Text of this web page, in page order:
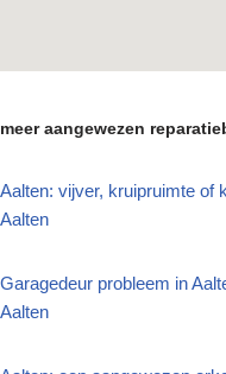
meer aangewezen
Aalten: vijver, kruipruimte of
Aalten
Garagedeur probleem in
Aalten